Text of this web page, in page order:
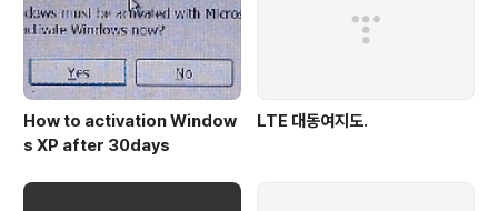
How to activation Window
s XP after 30days
LTE 대동여지도.